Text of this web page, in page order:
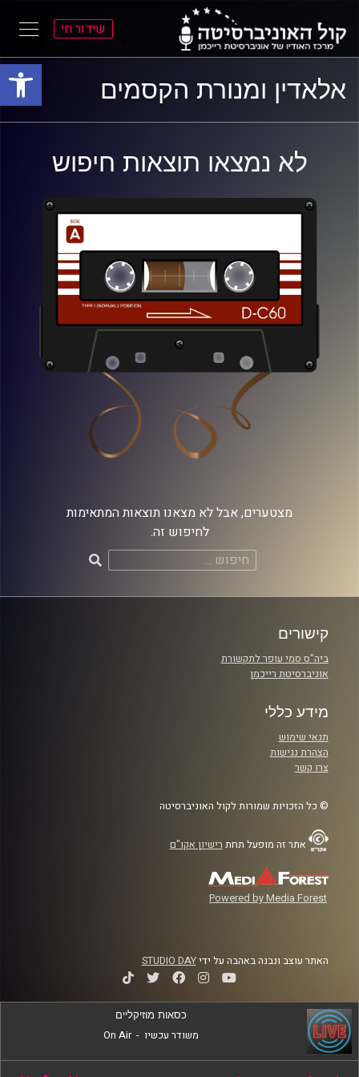
פתח
התפריט
הראשי
התוכן
הראשי
שידור חי
אלאדין ומנורת הקסמים
לא נמצאו תוצאות חיפוש
מצטערים, אבל לא מצאנו תוצאות המתאימות
לחיפוש זה.
חיפוש:
קישורים
ביה"ס סמי עופר לתקשורת
אוניברסיטת רייכמן
מידע כללי
תנאי שימוש
הצהרת נגישות
צרו קשר
© כל הזכויות שמורות לקול האוניברסיטה
אתר זה מופעל תחת רישיון אקו"ם
Powered by Media Forest
האתר עוצב ונבנה באהבה על ידיSTUDIO DAY
כסאות מוזיקליים
משודר עכשיו -
On Air